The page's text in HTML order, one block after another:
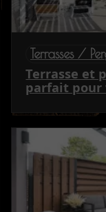
Terrasses /
Terrasse et
parfait pour